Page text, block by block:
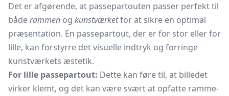
Det er afgørende, at passepartouten passer perfekt til
båderammen og kunstværketfor at sikre en optimal
præsentation. En passepartout, der er for stor eller for
lille, kan forstyrre det visuelle indtryk og forringe
kunstværkets æstetik.
For lille passepartout: Dette kan føre til, at billedet
virker klemt, og det kan være svært at opfatte ramme-